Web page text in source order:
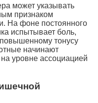
может указывать
признаком
На фоне постоянного
испытывает боль,
тонусу
начинают
на уровне ассоциацией